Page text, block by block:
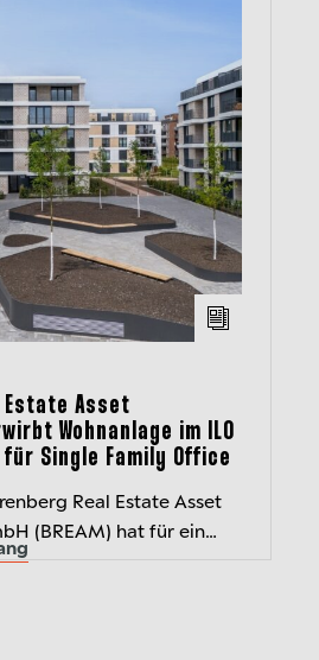
Estate Asset
Wohnanlage im ILO
für Single Family Office
Real Estate Asset
(BREAM) hat für ein
Wohnhäuser An der